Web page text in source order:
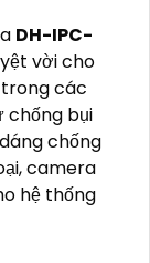
DH-IPC-
vời cho
các
chống bụi
chống
camera
hệ thống